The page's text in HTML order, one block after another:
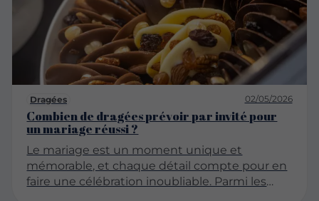
Dragées 02/05/2026
Combien de dragées prévoir par invité pour
un mariage réussi ?
Le mariage est un moment unique et
mémorable, et chaque détail compte pour en
faire une célébration inoubliable. Parmi les